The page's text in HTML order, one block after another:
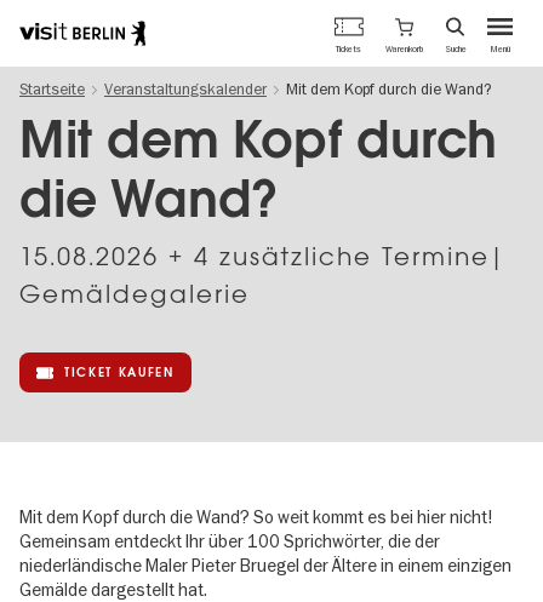
zum
Inhalt
Berlins
offizielles
Tourismusportal
Menü
Tickets Warenkorb Suche
Startseite Veranstaltungskalender Mit dem Kopf durch die Wand?
Mit dem Kopf durch
die Wand?
15.08.2026 + 4 zusätzliche Termine|
Gemäldegalerie
TICKET KAUFEN
Mit dem Kopf durch die Wand? So weit kommt es bei hier nicht!
Gemeinsam entdeckt Ihr über 100 Sprichwörter, die der
niederländische Maler Pieter Bruegel der Ältere in einem einzigen
Gemälde dargestellt hat.